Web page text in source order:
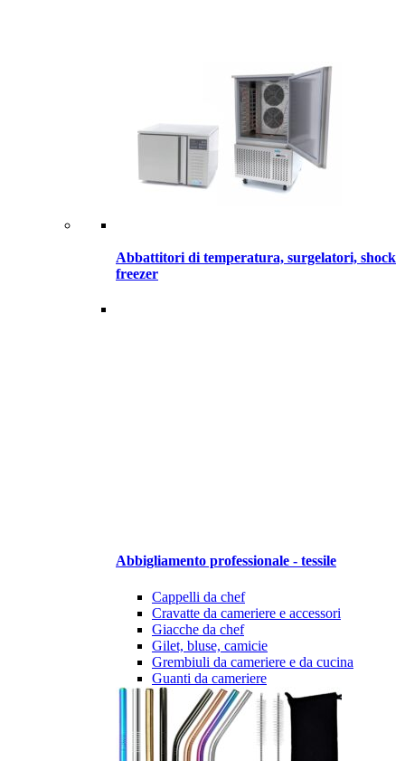
Abbattitori di temperatura, surgelatori, shock
freezer
Abbigliamento professionale - tessile
Cappelli da chef
Cravatte da cameriere e accessori
Giacche da chef
Gilet, bluse, camicie
Grembiuli da cameriere e da cucina
Guanti da cameriere